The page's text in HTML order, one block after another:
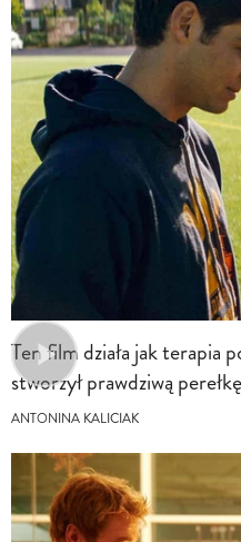
Ten film działa jak terapia
stworzył prawdziwą
ANTONINA KALICIAK